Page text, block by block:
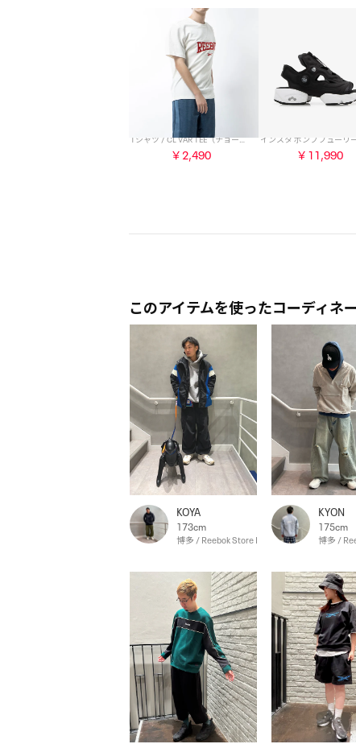
Tシャツ / CL VAR TEE（チョーク）
￥2,490 ￥11,990
このアイテムを使ったコーディネ
KOYA
173cm
博多 / Reebok Store Hakata
KYON
175cm
博多 /